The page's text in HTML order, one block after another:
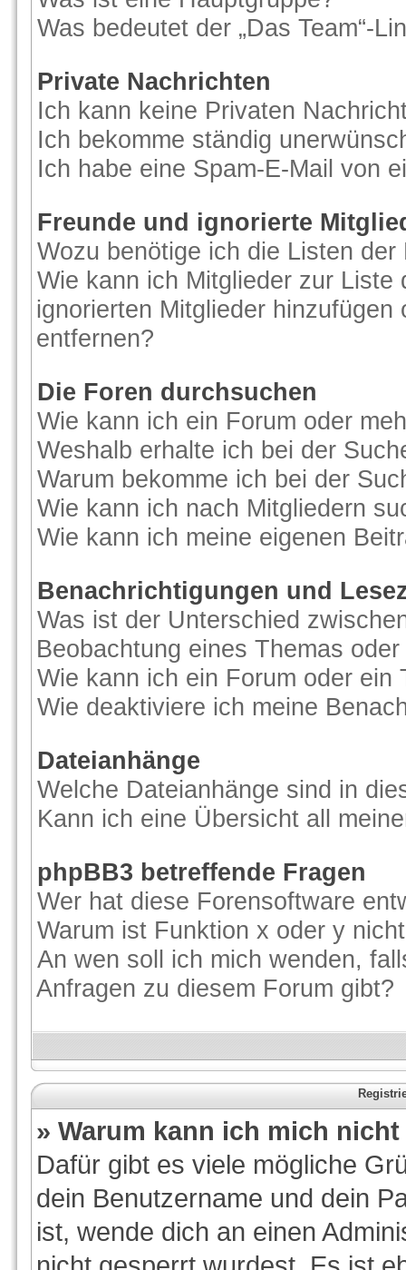
Was bedeutet der „Das Team“-
Private Nachrichten
Ich kann keine Privaten
Ich bekomme ständig
Ich habe eine Spam-E-Mail von
Freunde und ignorierte
Wozu benötige ich die Listen
Wie kann ich Mitglieder zur
ignorierten Mitglieder
entfernen?
Die Foren durchsuchen
Wie kann ich ein Forum oder
Weshalb erhalte ich bei der
Warum bekomme ich bei der
Wie kann ich nach Mitgliedern
Wie kann ich meine eigenen
Benachrichtigungen und
Was ist der Unterschied
Beobachtung eines Themas
Wie kann ich ein Forum oder ein
Wie deaktiviere ich meine
Dateianhänge
Welche Dateianhänge sind in
Kann ich eine Übersicht all
phpBB3 betreffende Fragen
Wer hat diese Forensoftware
Warum ist Funktion x oder y
An wen soll ich mich wenden,
Anfragen zu diesem Forum gibt?
» Warum kann ich mich
Dafür gibt es viele mögliche
dein Benutzername und dein
ist, wende dich an einen